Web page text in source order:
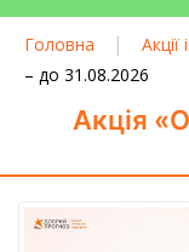
Головна | Акції
– до 31.08.2026
Акція